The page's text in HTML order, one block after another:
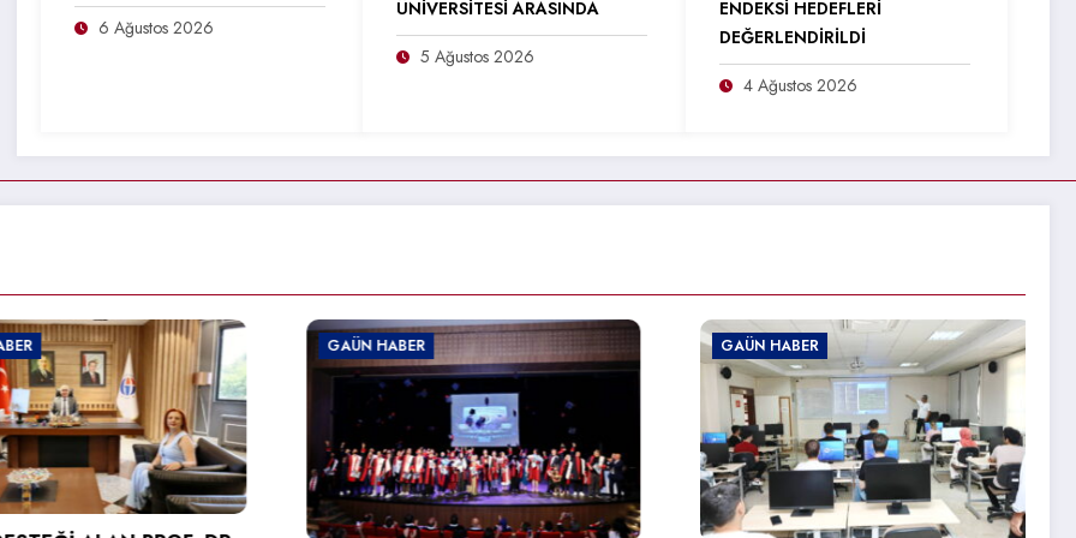
6 Ağustos 2026
ÜNİVERSİTESİ ARASINDA
5 Ağustos 2026
ENDEKSİ HEDEFLERİ
DEĞERLENDİRİLDİ
4 Ağustos 2026
GAÜN HABER GAÜN HABER GAÜN